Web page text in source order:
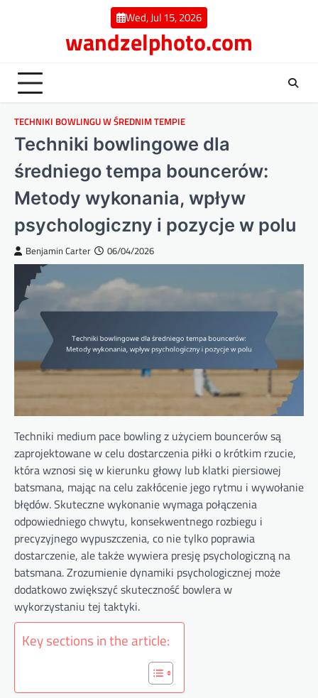
Wed, Jul 15, 2026
wandzelphoto.com
TECHNIKI BOWLINGU W ŚREDNIM TEMPIE
Techniki bowlingowe dla
średniego tempa bouncerów:
Metody wykonania, wpływ
psychologiczny i pozycje w polu
Benjamin Carter 06/04/2026
Techniki medium pace bowling z użyciem bouncerów są
zaprojektowane w celu dostarczenia piłki o krótkim rzucie,
która wznosi się w kierunku głowy lub klatki piersiowej
batsmana, mając na celu zakłócenie jego rytmu i wywołanie
błędów. Skuteczne wykonanie wymaga połączenia
odpowiedniego chwytu, konsekwentnego rozbiegu i
precyzyjnego wypuszczenia, co nie tylko poprawia
dostarczenie, ale także wywiera presję psychologiczną na
batsmana. Zrozumienie dynamiki psychologicznej może
dodatkowo zwiększyć skuteczność bowlera w
wykorzystaniu tej taktyki.
Key sections in the article: